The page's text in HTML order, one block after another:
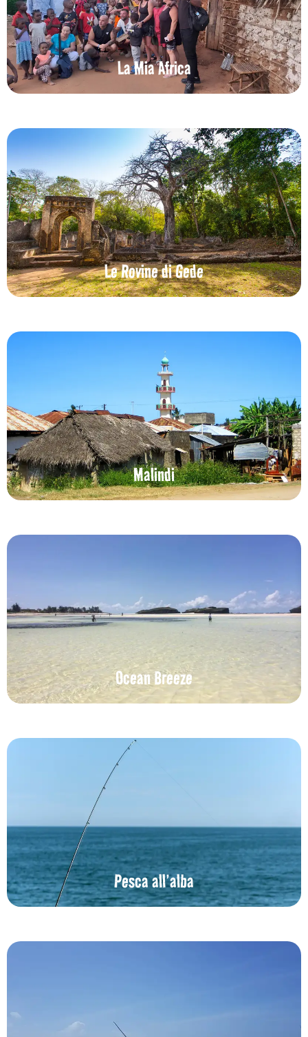
La Mia Africa
Le Rovine di Gede
Malindi
Ocean Breeze
Pesca all’alba